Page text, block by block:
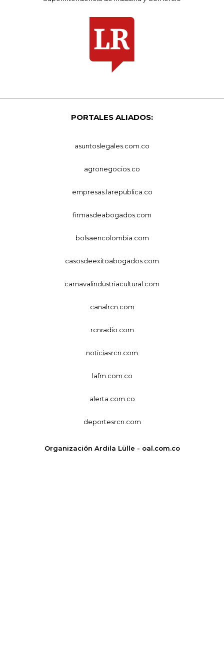
PORTALES ALIADOS:
asuntoslegales.com.co
agronegocios.co
empresas.larepublica.co
firmasdeabogados.com
bolsaencolombia.com
casosdeexitoabogados.com
carnavalindustriacultural.com
canalrcn.com
rcnradio.com
noticiasrcn.com
lafm.com.co
alerta.com.co
deportesrcn.com
Organización Ardila Lülle - oal.com.co